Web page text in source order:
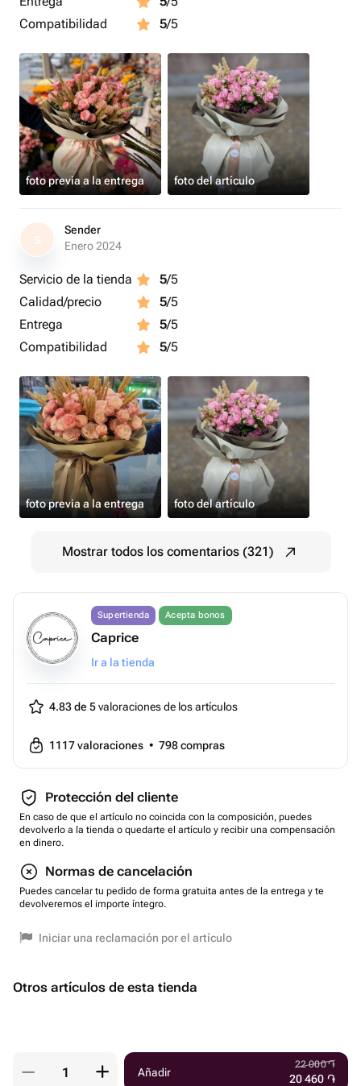
Compatibilidad
5/5
foto previa a la entrega foto del artículo
S
Sender
Enero 2024
Servicio de la tienda 5/5
Calidad/precio
5/5
Entrega
5/5
Compatibilidad
5/5
foto previa a la entrega foto del artículo
Mostrar todos los comentarios (321)
Supertienda Acepta bonos
Caprice
Ir a la tienda
4.83 de 5valoraciones de los artículos
1117valoraciones • 798compras
Protección del cliente
En caso de que el artículo no coincida con la composición, puedes
devolverlo a la tienda o quedarte el artículo y recibir una compensación
en dinero.
Normas de cancelación
Puedes cancelar tu pedido de forma gratuita antes de la entrega y te
devolveremos el importe íntegro.
Iniciar una reclamación por el artículo
Otros artículos de esta tienda
Añadir
22 000֏
20 460 ֏